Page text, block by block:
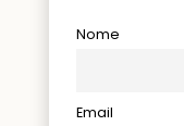
Nome
Email